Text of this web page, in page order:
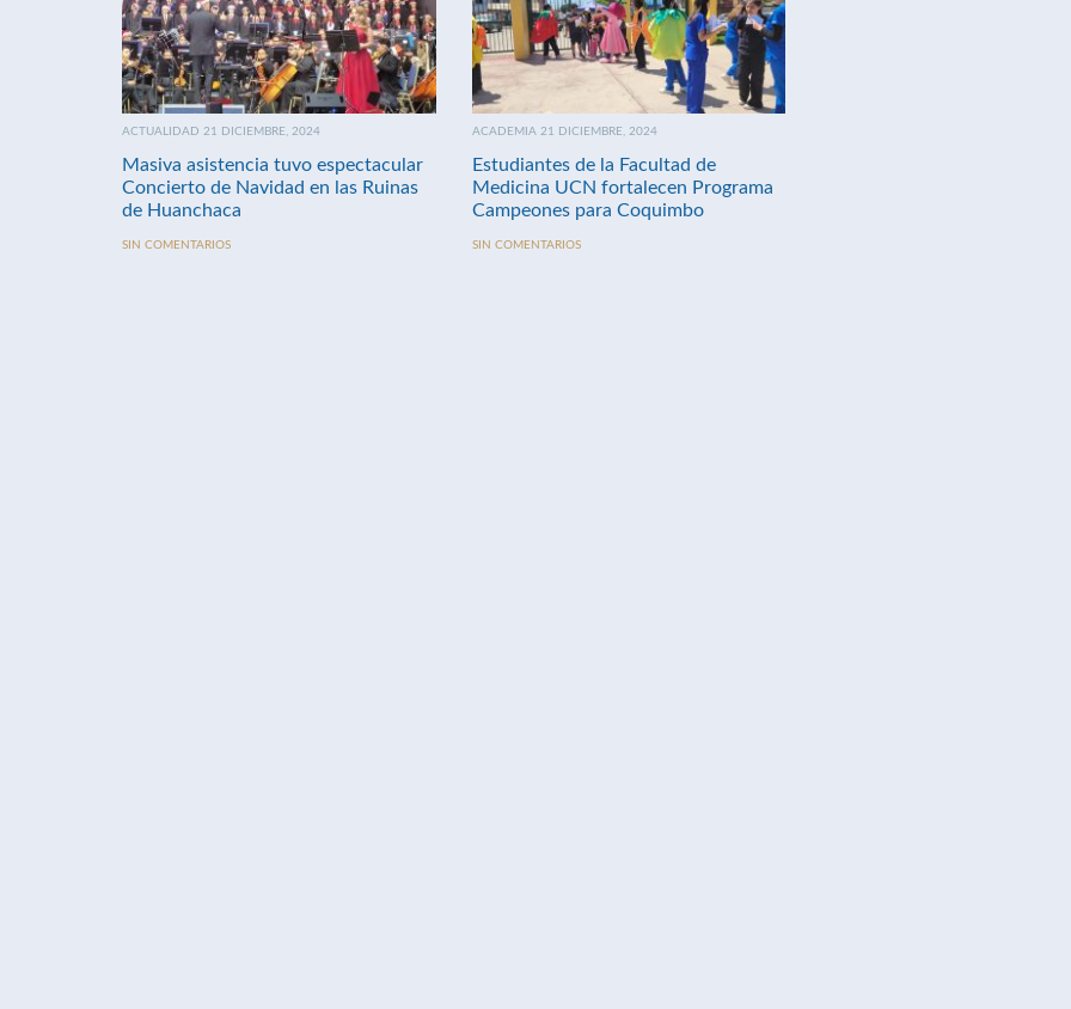
ACTUALIDAD 21 DICIEMBRE, 2024
Masiva asistencia tuvo espectacular
Concierto de Navidad en las Ruinas
de Huanchaca
SIN COMENTARIOS
ACADEMIA 21 DICIEMBRE, 2024
Estudiantes de la Facultad de
Medicina UCN fortalecen Programa
Campeones para Coquimbo
SIN COMENTARIOS